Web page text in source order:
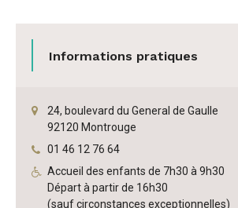
Informations pratiques
24, boulevard du General de Gaulle
92120 Montrouge
Tél.:
01 46 12 76 64
Horaires :
Accueil des enfants de 7h30 à 9h30
Départ à partir de 16h30
(sauf circonstances exceptionnelles)